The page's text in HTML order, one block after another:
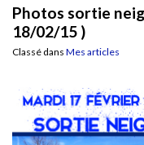
Photos sortie
18/02/15 )
Classé dans Mes articles